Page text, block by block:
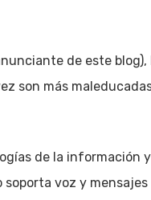
de este blog),
son más
de la información
soporta voz y